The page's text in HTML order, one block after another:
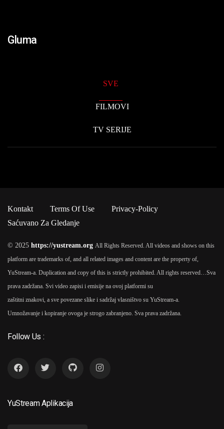
Gluma
SVE
FILMOVI
TV SERIJE
Kontakt Terms Of Use
Privacy-Policy
Saćuvano Za Gledanje
© 2025 https://yustream.org All Rights Reserved. All videos and shows on this
platform are trademarks of, and all related images and content are the property of,
YuStream-a. Duplication and copy of this is strictly prohibited. All rights reserved…Sva
prava zadržana. Svi video zapisi i emisije na ovoj platformi su
zaštitni znakovi, a sve povezane slike i sadržaj vlasništvo su YuStream-a.
Umnožavanje i kopiranje ovoga je strogo zabranjeno. Sva prava zadržana.
Follow Us :
YuStream Aplikacija